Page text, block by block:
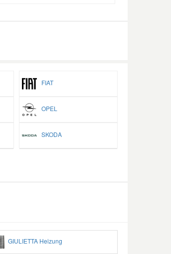
FIAT
OPEL
SKODA
GIULIETTA Heizung